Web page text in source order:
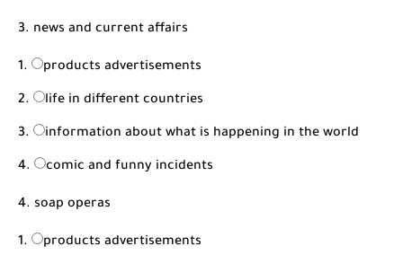
3. news and current affairs
products advertisements
life in different countries
information about what is happening in the world
comic and funny incidents
4. soap operas
products advertisements